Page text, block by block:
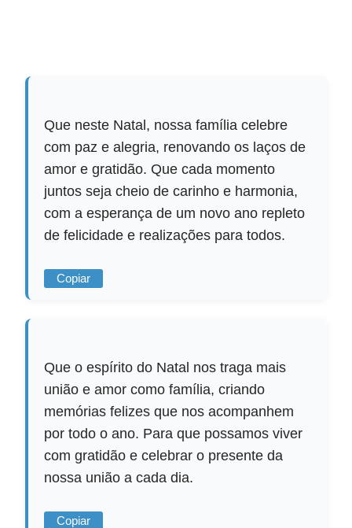
Que neste Natal, nossa família celebre
com paz e alegria, renovando os laços de
amor e gratidão. Que cada momento
juntos seja cheio de carinho e harmonia,
com a esperança de um novo ano repleto
de felicidade e realizações para todos.
Copiar
Que o espírito do Natal nos traga mais
união e amor como família, criando
memórias felizes que nos acompanhem
por todo o ano. Para que possamos viver
com gratidão e celebrar o presente da
nossa união a cada dia.
Copiar